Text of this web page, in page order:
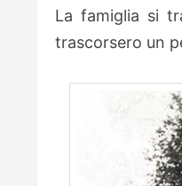
La famiglia si
trascorsero un